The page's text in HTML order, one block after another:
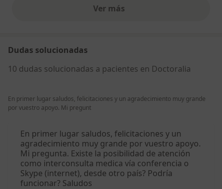
Ver másopiniones anteriores
Dudas solucionadas
10 dudas solucionadas a pacientes en Doctoralia
En primer lugar saludos, felicitaciones y un agradecimiento muy grande
por vuestro apoyo. Mi pregunt
En primer lugar saludos, felicitaciones y un
agradecimiento muy grande por vuestro apoyo.
Mi pregunta. Existe la posibilidad de atención
como interconsulta medica vía conferencia o
Skype (internet), desde otro país? Podría
funcionar? Saludos